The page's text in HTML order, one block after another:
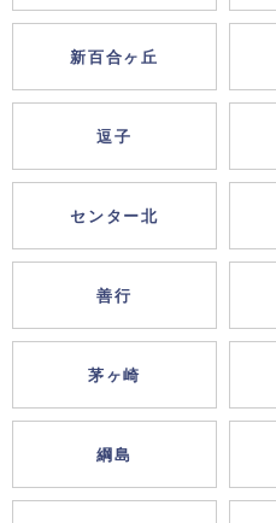
新百合ヶ丘
逗子
センター北
善行
茅ヶ崎
綱島